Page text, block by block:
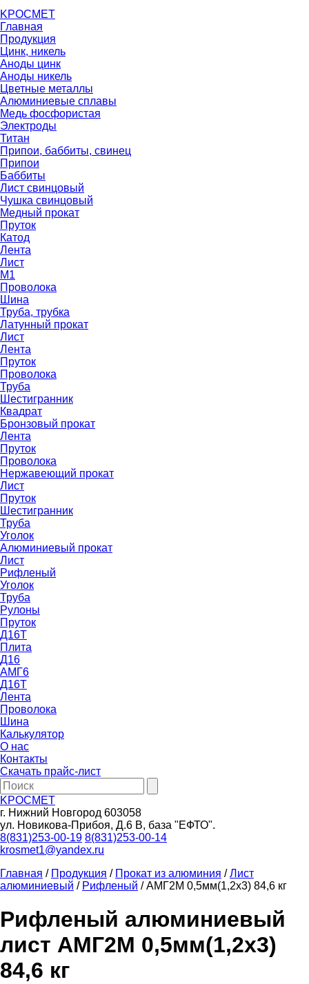
KРОСМ ЕТ
Главная
Продукция
Цинк, никель
Аноды цинк
Аноды никель
Цветные металлы
Алюминиевые сплавы
Медь фосфористая
Электроды
Титан
Припои, баббиты, свинец
Припои
Баббиты
Лист свинцовый
Чушка свинцовый
Медный прокат
Пруток
Катод
Лента
Лист
М1
Проволока
Шина
Труба, трубка
Латунный прокат
Лист
Лента
Пруток
Проволока
Труба
Шестигранник
Квадрат
Бронзовый прокат
Лента
Пруток
Проволока
Нержавеющий прокат
Лист
Пруток
Шестигранник
Труба
Уголок
Алюминиевый прокат
Лист
Рифленый
Уголок
Труба
Рулоны
Пруток
Д16Т
Плита
Д16
АМГ6
Д16Т
Лента
Проволока
Шина
Калькулятор
О нас
Контакты
Скачать прайс-лист
KРОСМЕТ
г. Нижний Новгород 603058
ул. Новикова-Прибоя, Д.6 В, база "ЕФТО".
8(831)253-00-19 8(831)253-00-14
krosmet1@yandex.ru
Главная / Продукция / Прокат из алюминия /Лист
алюминиевый / Рифленый /АМГ2М 0,5мм(1,2х3) 84,6 кг
Рифленый алюминиевый
лист АМГ2М 0,5мм(1,2х3)
84,6 кг